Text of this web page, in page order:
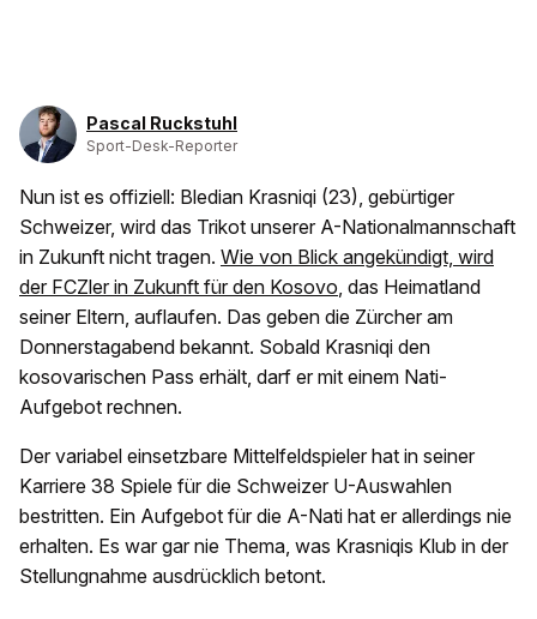
Pascal Ruckstuhl
Sport-Desk-Reporter
Nun ist es offiziell: Bledian Krasniqi (23), gebürtiger
Schweizer, wird das Trikot unserer A-Nationalmannschaft
in Zukunft nicht tragen. Wie von Blick angekündigt, wird
der FCZler in Zukunft für den Kosovo, das Heimatland
seiner Eltern, auflaufen. Das geben die Zürcher am
Donnerstagabend bekannt. Sobald Krasniqi den
kosovarischen Pass erhält, darf er mit einem Nati-
Aufgebot rechnen.
Der variabel einsetzbare Mittelfeldspieler hat in seiner
Karriere 38 Spiele für die Schweizer U-Auswahlen
bestritten. Ein Aufgebot für die A-Nati hat er allerdings nie
erhalten. Es war gar nie Thema, was Krasniqis Klub in der
Stellungnahme ausdrücklich betont.